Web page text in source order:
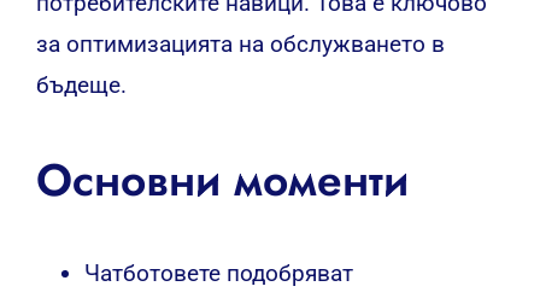
за оптимизацията на обслужването в
бъдеще.
Основни моменти
Чатботовете подобряват